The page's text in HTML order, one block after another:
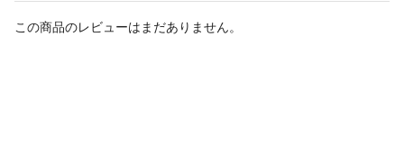
この商品のレビューはまだありません。